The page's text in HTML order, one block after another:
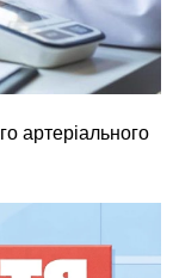
артеріального